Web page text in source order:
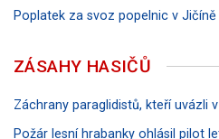
Poplatek za svoz popelnic v
ZÁSAHY HASIČŮ
Záchrany paraglidistů, kteří uvázli
Požár lesní hrabanky ohlásil pilot